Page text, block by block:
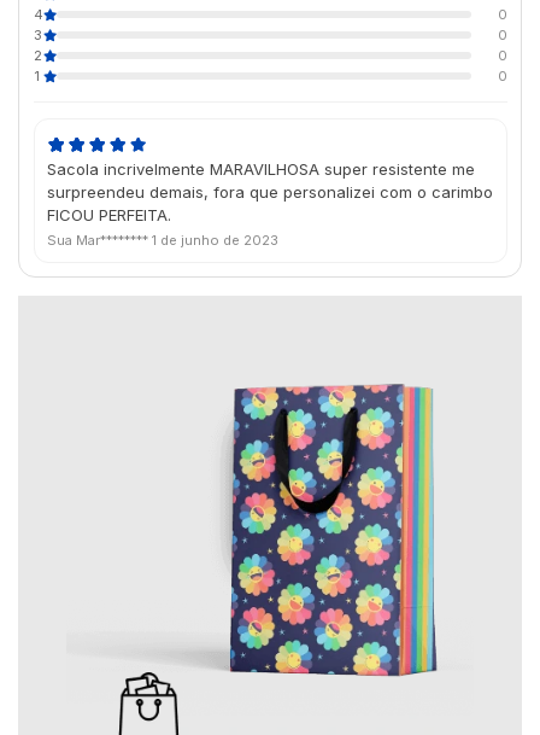
4
0
3
0
2
0
1
0
Sacola incrivelmente MARAVILHOSA super resistente me
surpreendeu demais, fora que personalizei com o carimbo
FICOU PERFEITA.
Sua Mar******** 1 de junho de 2023